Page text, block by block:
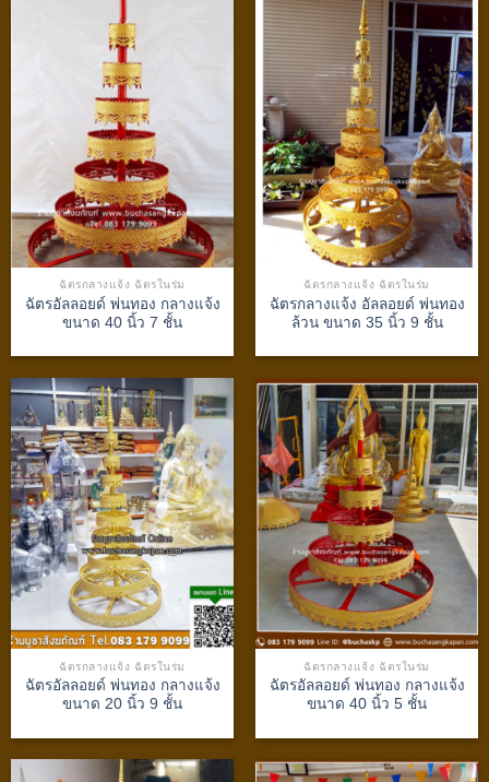
ฉัตรกลางแจ้ง ฉัตรในร่ม
ฉัตรอัลลอยด์ พ่นทอง กลางแจ้ง
ขนาด 40 นิ้ว 7 ชั้น
ฉัตรกลางแจ้ง ฉัตรในร่ม
ฉัตรกลางแจ้ง อัลลอยด์ พ่นทอง
ล้วน ขนาด 35 นิ้ว 9 ชั้น
ฉัตรกลางแจ้ง ฉัตรในร่ม
ฉัตรอัลลอยด์ พ่นทอง กลางแจ้ง
ขนาด 20 นิ้ว 9 ชั้น
ฉัตรกลางแจ้ง ฉัตรในร่ม
ฉัตรอัลลอยด์ พ่นทอง กลางแจ้ง
ขนาด 40 นิ้ว 5 ชั้น